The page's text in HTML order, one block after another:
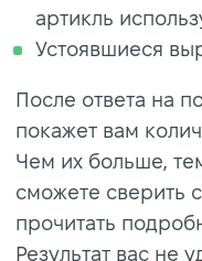
артикль
Устоявшиеся
После ответа на
покажет вам
Чем их больше,
сможете сверить
прочитать
Результат вас не